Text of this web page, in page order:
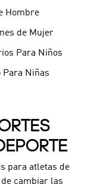
Hombre
de Mujer
Para Niños
Para Niñas
para atletas de
cambiar las